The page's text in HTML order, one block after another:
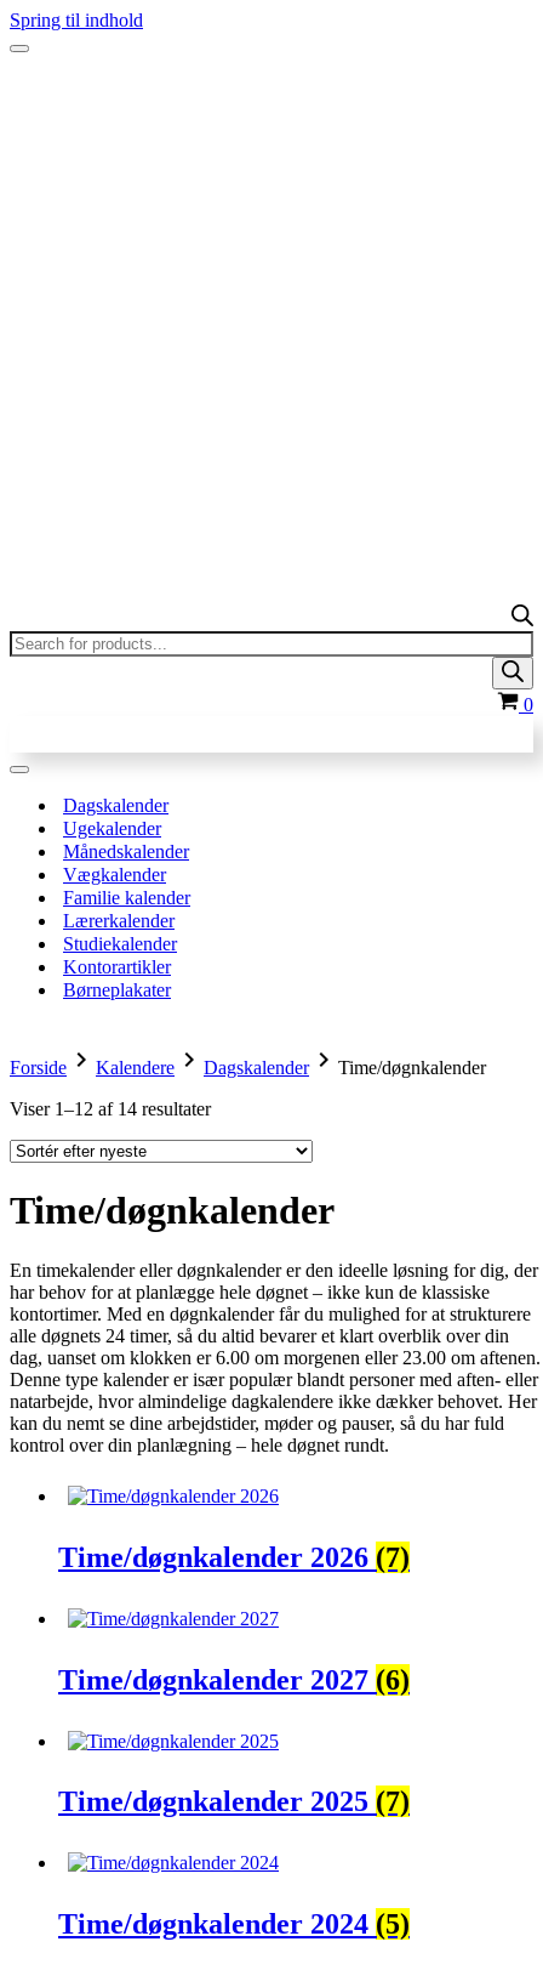
Spring til indhold
Navigation
Products
search
0
Navigation
Dagskalender
Ugekalender
Månedskalender
Vægkalender
Familie kalender
Lærerkalender
Studiekalender
Kontorartikler
Børneplakater
Forside chevron_right Kalendere chevron_right Dagskalenderchevron_right Time/døgnkalender
Viser 1–12 af 14 resultaterSorted
Time/døgnkalender
En timekalender eller døgnkalender er den ideelle løsning for dig, der
har behov for at planlægge hele døgnet – ikke kun de klassiske
kontortimer. Med en døgnkalender får du mulighed for at strukturere
alle døgnets 24 timer, så du altid bevarer et klart overblik over din
dag, uanset om klokken er 6.00 om morgenen eller 23.00 om aftenen.
Denne type kalender er især populær blandt personer med aften- eller
natarbejde, hvor almindelige dagkalendere ikke dækker behovet. Her
kan du nemt se dine arbejdstider, møder og pauser, så du har fuld
kontrol over din planlægning – hele døgnet rundt.
Time/døgnkalender 2026 (7)
Time/døgnkalender 2027 (6)
Time/døgnkalender 2025 (7)
Time/døgnkalender 2024 (5)